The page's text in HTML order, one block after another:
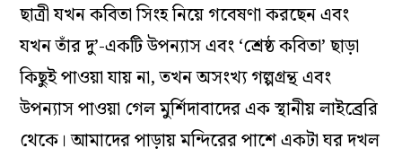
ছাত্রী যখন কবিতা সিংহ নিয়ে গবেষণা করছেন এবং
যখন তাঁর দু’-একটি উপন্যাস এবং ‘শ্রেষ্ঠ কবিতা’ ছাড়া
কিছুই পাওয়া যায় না, তখন অসংখ্য গল্পগ্রন্থ এবং
উপন্যাস পাওয়া গেল মুর্শিদাবাদের এক স্থানীয় লাইব্রেরি
থেকে। আমাদের পাড়ায় মন্দিরের পাশে একটা ঘর দখল